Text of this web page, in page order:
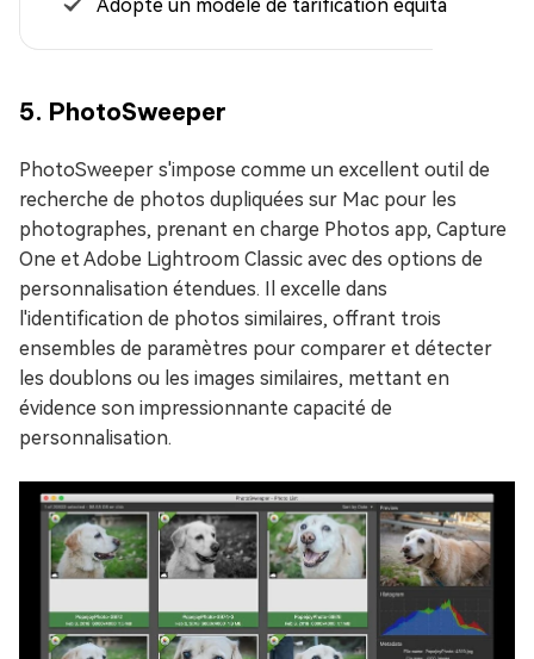
Adopte un modèle de tarification équitable.
5. PhotoSweeper
PhotoSweeper s'impose comme un excellent outil de
recherche de photos dupliquées sur Mac pour les
photographes, prenant en charge Photos app, Capture
One et Adobe Lightroom Classic avec des options de
personnalisation étendues. Il excelle dans
l'identification de photos similaires, offrant trois
ensembles de paramètres pour comparer et détecter
les doublons ou les images similaires, mettant en
évidence son impressionnante capacité de
personnalisation.